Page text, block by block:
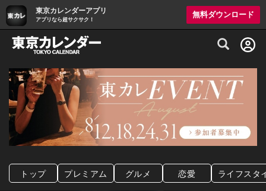
東京カレンダーアプリ
アプリなら超サクサク！
無料ダウンロード
グルメ情報・プレミアムレストラン予約
トップ プレミアム グルメ 恋愛 ライフスタ